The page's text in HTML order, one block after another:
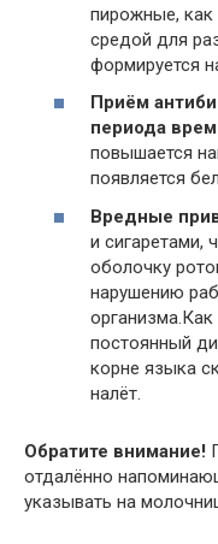
пирожные, как
средой для
формируется
Приём
периода
повышается
появляется
Вредные
и сигаретами,
оболочку
нарушению
постоянный
корне языка
налёт.
Обратите внимание!
отдалённо
указывать на